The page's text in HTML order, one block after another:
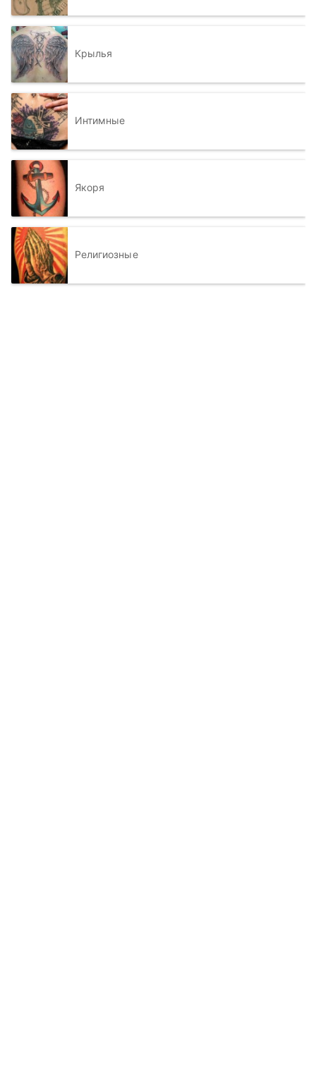
Крылья
Интимные
Якоря
Религиозные